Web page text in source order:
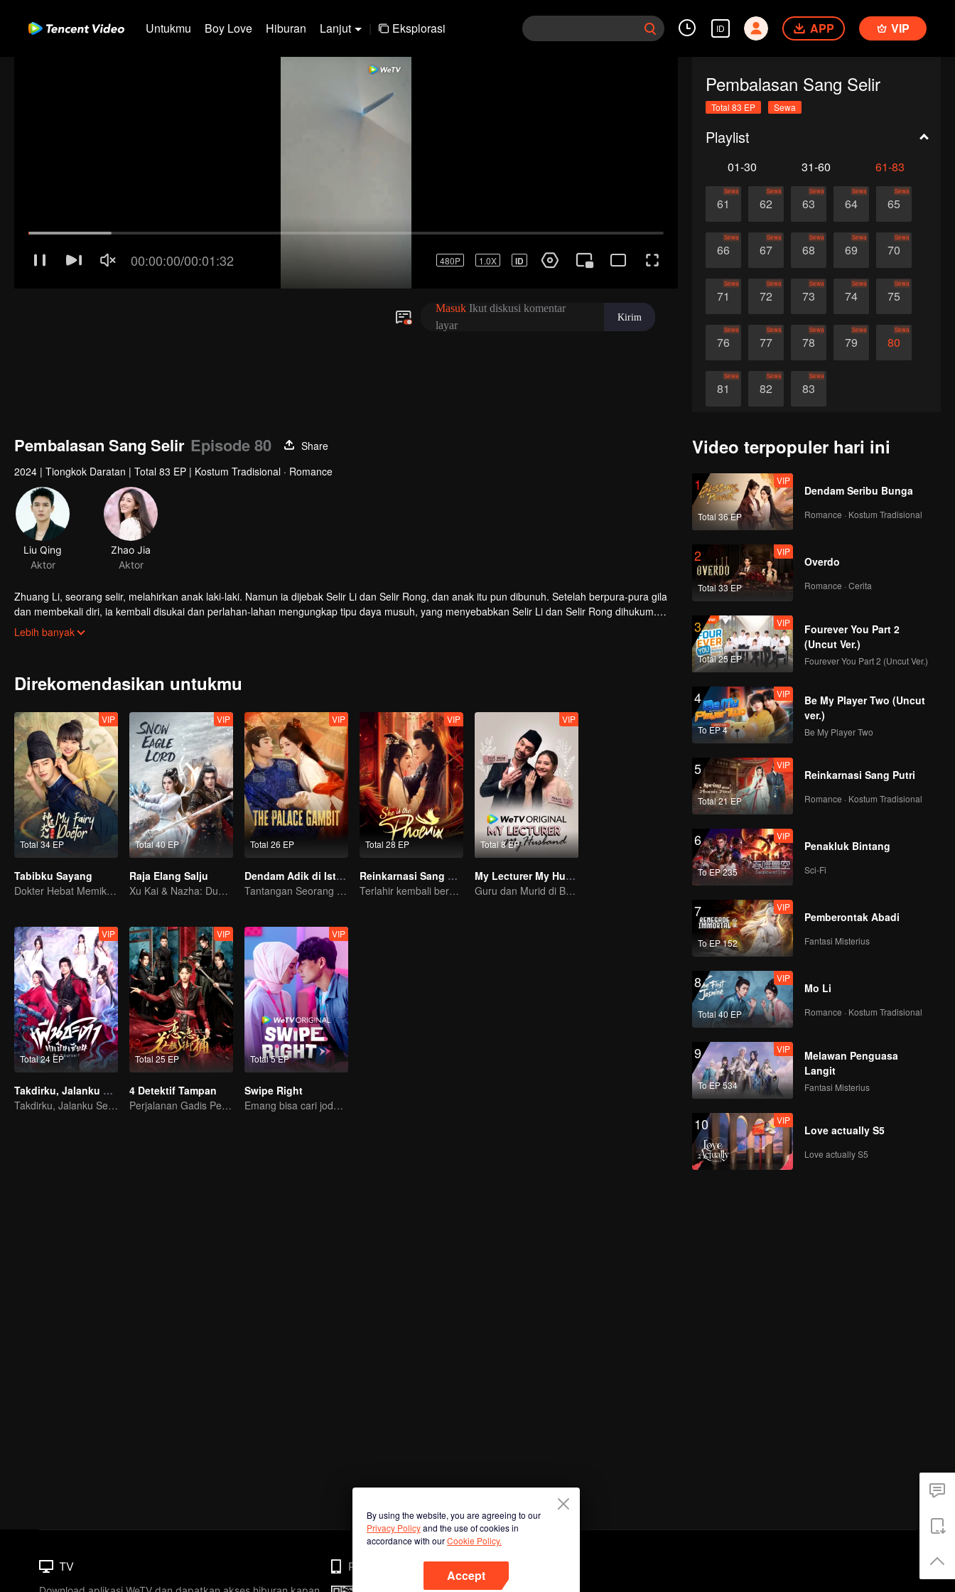
Untukmu Boy Love Hiburan Lanjut | Eksplorasi ID APP VIP
Pembalasan Sang Selir
Total 83 EP Sewa
Playlist
01-30 31-60 61-83
61
Sewa
62
Sewa
63
Sewa
64
Sewa
65
Sewa
66
Sewa
67
Sewa
68
Sewa
69
Sewa
70
Sewa
71
Sewa
72
Sewa
73
Sewa
74
Sewa
75
Sewa
76
Sewa
77
Sewa
78
Sewa
79
Sewa
80
Sewa
81
Sewa
82
Sewa
83
Sewa
Pembalasan Sang Selir Episode 80
Share
2024 | Tiongkok Daratan | Total 83 EP | Kostum Tradisional · Romance
Zhuang Li, seorang selir, melahirkan anak laki-laki. Namun ia dijebak Selir Li dan Selir Rong, dan anak itu pun dibunuh. Setelah berpura-pura gila
dan membekali diri, ia kembali disukai dan perlahan-lahan mengungkap tipu daya musuh, yang menyebabkan Selir Li dan Selir Rong dihukum.
Setelah mengetahui bahwa ratu adalah penjahat yang sebenarnya, berhasilkah ia membalaskan dendam?
Lebih banyak
Direkomendasikan untukmu
Total 34 EP
VIP
Tabibku Sayang
Dokter Hebat Memikat Gadis Imut
Total 40 EP
VIP
Raja Elang Salju
Xu Kai & Nazha: Dunia Luar Biasa yang Penuh Semangat
Total 26 EP
VIP
Dendam Adik di Istana
Tantangan Seorang Gadis Demi Membalas Dendam!
Total 28 EP
VIP
Reinkarnasi Sang Phoenix
Terlahir kembali bersama dengan musuhnya, bisakah dia membalaskan dendamnya?
Total 8 EP
VIP
My Lecturer My Husband
Guru dan Murid di Bawah Satu Atap
Total 24 EP
VIP
Takdirku, Jalanku Sendiri (Thai Ver.)
Takdirku, Jalanku Sendiri
Total 25 EP
VIP
4 Detektif Tampan
Perjalanan Gadis Penjelajah Waktu Memikat 4 Detektif Tampan
Total 5 EP
VIP
Swipe Right
Emang bisa cari jodoh lewat aplikasi?
Video terpopuler hari ini
1
Total 36 EP
VIP
Dendam Seribu Bunga
Romance · Kostum Tradisional
2
Total 33 EP
VIP
Overdo
Romance · Cerita
3
Total 25 EP
VIP
Fourever You Part 2
(Uncut Ver.)
Fourever You Part 2 (Uncut Ver.)
4
To EP 4
VIP
Be My Player Two (Uncut
ver.)
Be My Player Two
5
Total 21 EP
VIP
Reinkarnasi Sang Putri
Romance · Kostum Tradisional
6
To EP 235
VIP
Penakluk Bintang
Sci-Fi
7
To EP 152
VIP
Pemberontak Abadi
Fantasi Misterius
8
Total 40 EP
VIP
Mo Li
Romance · Kostum Tradisional
9
To EP 534
VIP
Melawan Penguasa
Langit
Fantasi Misterius
10 VIP
Love actually S5
Love actually S5
By using the website, you are agreeing to our
Privacy Policyand the use of cookies in
accordance with ourCookie Policy.
Accept
TV Phone